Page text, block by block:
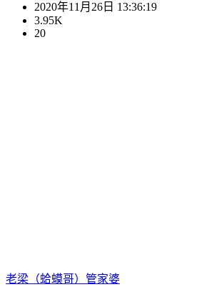
2020年11月26日 13:36:19
3.95K
20
老梁（蛤蟆哥） 管家婆